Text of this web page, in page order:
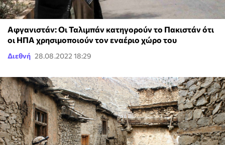
Αφγανιστάν: Οι Ταλιμπάν κατηγορούν το Πακιστάν ότι
οι ΗΠΑ χρησιμοποιούν τον εναέριο χώρο του
Διεθνή 28.08.2022 18:29